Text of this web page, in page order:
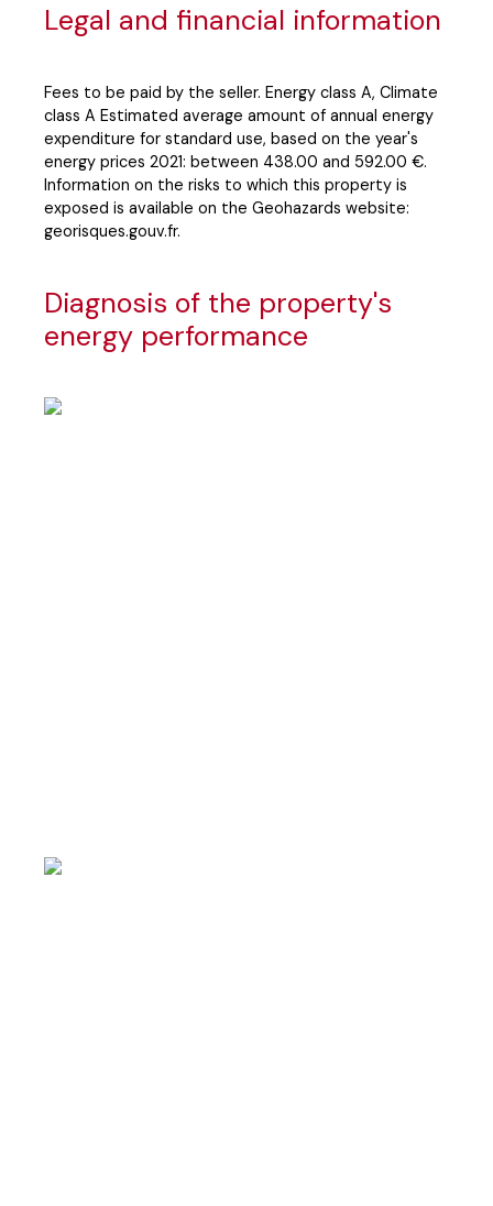
Legal and financial information
Fees to be paid by the seller. Energy class A, Climate
class A Estimated average amount of annual energy
expenditure for standard use, based on the year's
energy prices 2021: between 438.00 and 592.00 €.
Information on the risks to which this property is
exposed is available on the Geohazards website:
georisques.gouv.fr.
Diagnosis of the property's
energy performance